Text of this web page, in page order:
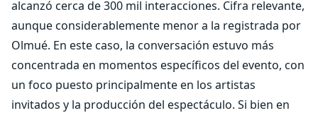
alcanzó cerca de 300 mil interacciones. Cifra relevante,
aunque considerablemente menor a la registrada por
Olmué. En este caso, la conversación estuvo más
concentrada en momentos específicos del evento, con
un foco puesto principalmente en los artistas
invitados y la producción del espectáculo. Si bien en